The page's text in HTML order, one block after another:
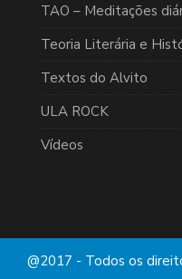
TAO – Meditações
Teoria Literária e
Textos do Alvito
ULA ROCK
Vídeos
@2017 - Todos os